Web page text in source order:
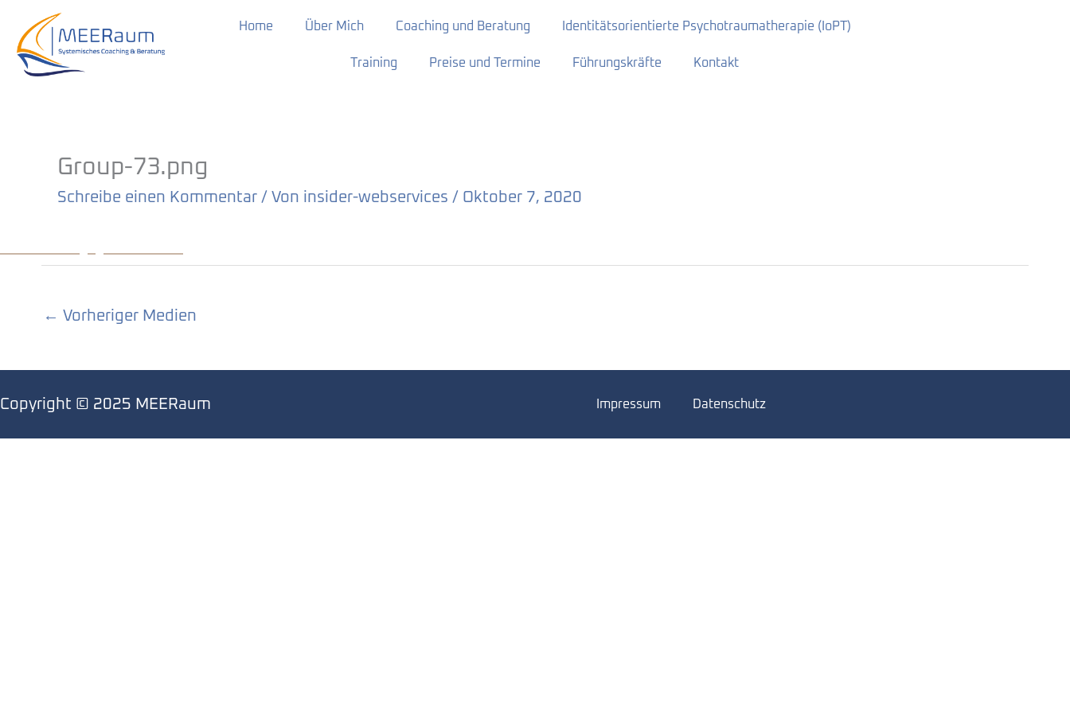
Inhalt
springen
Home Über Mich Coaching und Beratung Identitätsorientierte Psychotraumatherapie (IoPT)
Training Preise und Termine Führungskräfte Kontakt
Group-73.png
Schreibe einen Kommentar / Von insider-webservices / Oktober 7, 2020
← Vorheriger Medien
Copyright © 2025 MEERaum Impressum Datenschutz